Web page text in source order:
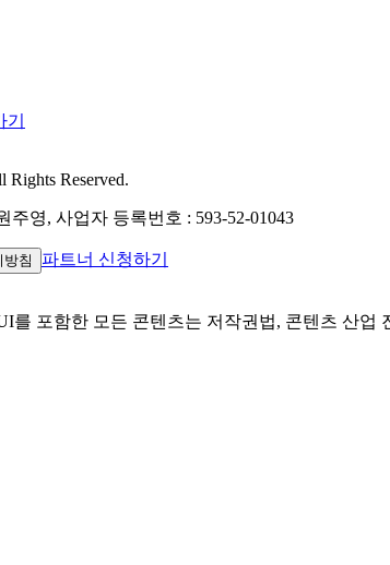
Rights Reserved.
주영, 사업자 등록번호 : 593-52-01043
침 파트너 신청하기
를 포함한 모든 콘텐츠는 저작권법, 콘텐츠 산